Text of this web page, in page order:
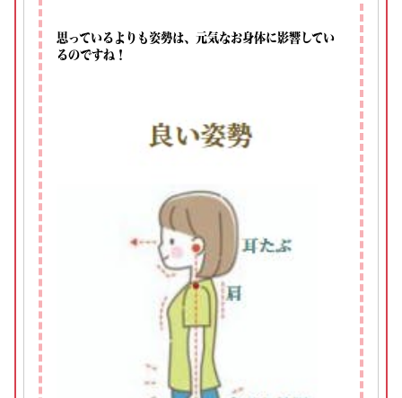
思っているよりも姿勢は、元気なお身体に影響してい
るのですね！